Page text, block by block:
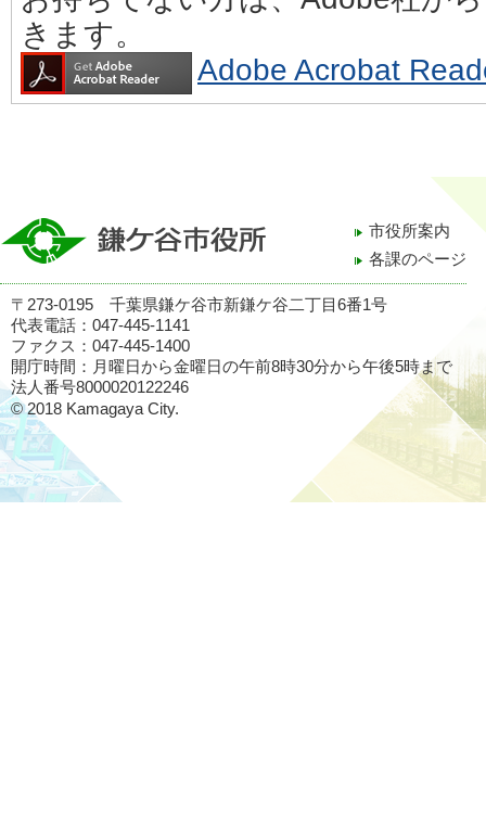
きます。
Adobe Acrobat
市役所案内
各課のページ
〒273-0195 千葉県鎌ケ谷市新鎌ケ谷二丁目6番1号
代表電話：047-445-1141
ファクス：047-445-1400
開庁時間：月曜日から金曜日の午前8時30分から午後5時まで
法人番号8000020122246
© 2018 Kamagaya City.